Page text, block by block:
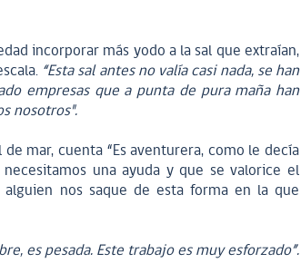
incorporar más yodo a la sal que extraían,
“Esta sal antes no valía casi nada, se han
empresas que a punta de pura maña han
nosotros".
mar, cuenta “Es aventurera, como le decía
una ayuda y que se valorice el
nos saque de esta forma en la que
es pesada. Este trabajo es muy esforzado”.